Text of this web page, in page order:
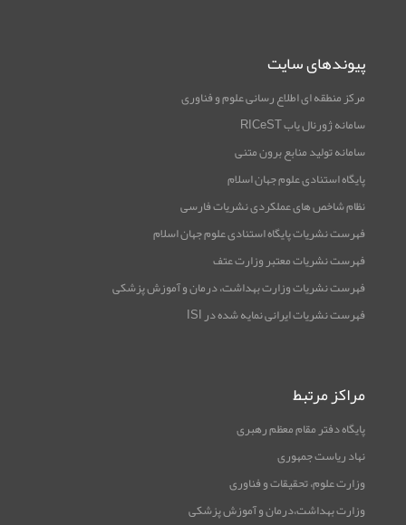
پیوندهای سایت
مرکز منطقه ای اطلاع رسانی علوم و فناوری
سامانه ژورنال یاب RICeST
سامانه تولید منابع برون متنی
پایگاه استنادی علوم جهان اسلام
نظام شاخص های عملکردی نشریات فارسی
فهرست نشریات پایگاه استنادی علوم جهان اسلام
فهرست نشریات معتبر وزارت عتف
فهرست نشریات وزارت بهداشت، درمان و آموزش پزشکی
فهرست نشریات ایرانی نمایه شده در ISI
مراکز مرتبط
پایگاه دفتر مقام معظم رهبری
نهاد ریاست جمهوری
وزارت علوم، تحقیقات و فناوری
وزارت بهداشت،درمان و آموزش پزشکی